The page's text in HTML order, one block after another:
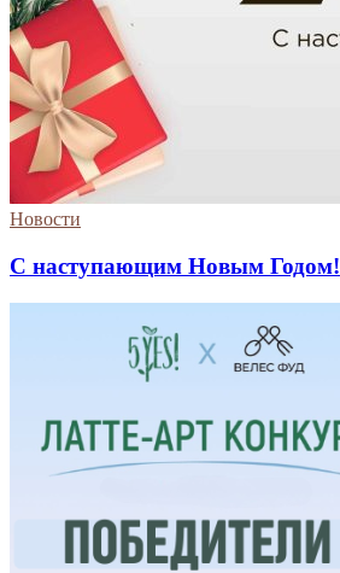
Новости
С наступающим Новым Годом!